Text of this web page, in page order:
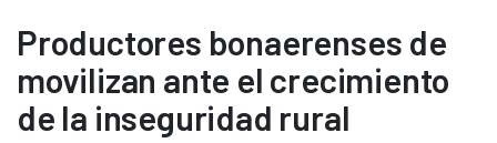
Productores bonaerenses de
movilizan ante el crecimiento
de la inseguridad rural